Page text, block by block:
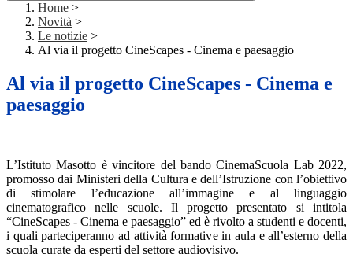
Home >
Novità >
Le notizie >
Al via il progetto CineScapes - Cinema e paesaggio
Al via il progetto CineScapes - Cinema e
paesaggio
L’Istituto Masotto è vincitore del bando CinemaScuola Lab 2022,
promosso dai Ministeri della Cultura e dell’Istruzione con l’obiettivo
di stimolare l’educazione all’immagine e al linguaggio
cinematografico nelle scuole. Il progetto presentato si intitola
“CineScapes - Cinema e paesaggio” ed è rivolto a studenti e docenti,
i quali parteciperanno ad attività formative in aula e all’esterno della
scuola curate da esperti del settore audiovisivo.